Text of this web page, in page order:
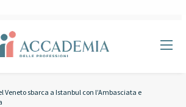
Veneto sbarca a Istanbul con l’Ambasciata e